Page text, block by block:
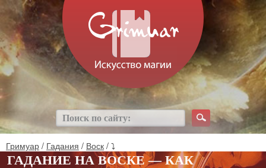
Гримуар / Гадания / Воск / ⤵
ГАДАНИЕ НА ВОСКЕ — КАК